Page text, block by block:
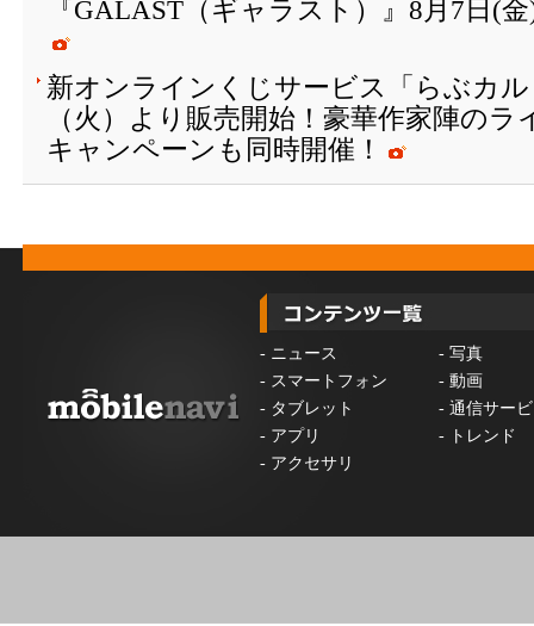
『GALAST（ギャラスト）』8月7日(
新オンラインくじサービス「らぶカ
（火）より販売開始！豪華作家陣の
キャンペーンも同時開催！
- ニュース - 写真
- スマートフォン - 動画
- タブレット - 通信サー
- アプリ -
トレンド
- アクセサリ